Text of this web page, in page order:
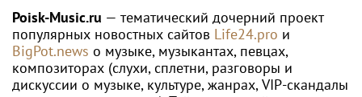
Европу
Poisk-Music.ru — тематический дочерний проект
популярных новостных сайтов Life24.pro и
BigPot.news о музыке, музыкантах, певцах,
композиторах (слухи, сплетни, разговоры и
дискуссии о музыке, культуре, жанрах, VIP-скандалы